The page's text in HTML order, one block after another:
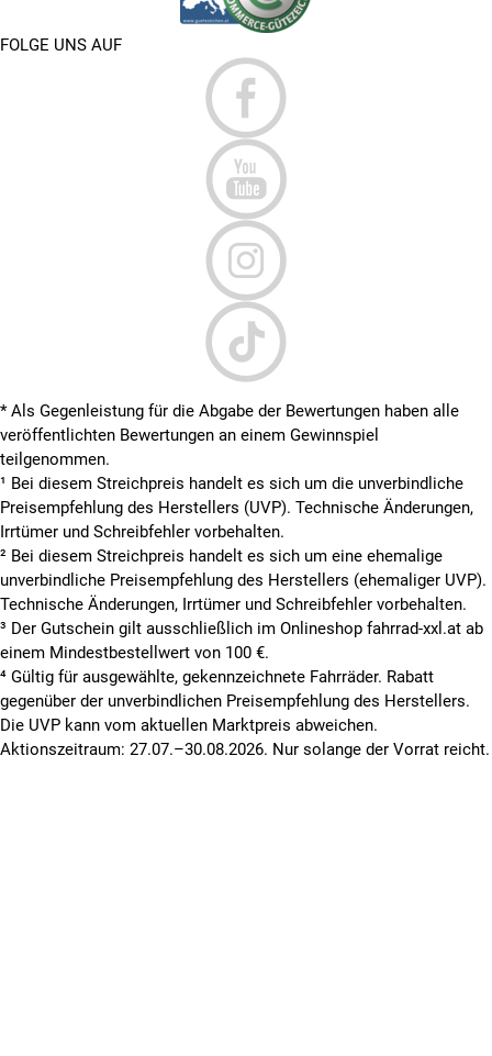
FOLGE UNS AUF
* Als Gegenleistung für die Abgabe der Bewertungen haben alle
veröffentlichten Bewertungen an einem Gewinnspiel
teilgenommen.
¹ Bei diesem Streichpreis handelt es sich um die unverbindliche
Preisempfehlung des Herstellers (UVP). Technische Änderungen,
Irrtümer und Schreibfehler vorbehalten.
² Bei diesem Streichpreis handelt es sich um eine ehemalige
unverbindliche Preisempfehlung des Herstellers (ehemaliger UVP).
Technische Änderungen, Irrtümer und Schreibfehler vorbehalten.
³ Der Gutschein gilt ausschließlich im Onlineshop fahrrad-xxl.at ab
einem Mindestbestellwert von 100 €.
⁴ Gültig für ausgewählte, gekennzeichnete Fahrräder. Rabatt
gegenüber der unverbindlichen Preisempfehlung des Herstellers.
Die UVP kann vom aktuellen Marktpreis abweichen.
Aktionszeitraum: 27.07.–30.08.2026. Nur solange der Vorrat reicht.